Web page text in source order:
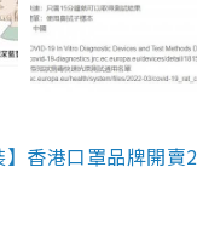
】香港口罩品牌開